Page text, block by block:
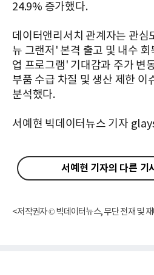
24.9% 증가했다.
데이터앤리서치 관계자는 관심
뉴 그랜저' 본격 출고 및 내수
업 프로그램' 기대감과 주가 변
부품 수급 차질 및 생산 제한 이
분석했다.
서예현 빅데이터뉴스 기자
서예현 기자의 다른 기
<저작권자 © 빅데이터뉴스, 무단 전재 및